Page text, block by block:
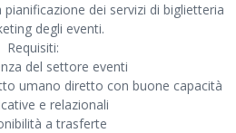
dei servizi di biglietteria
degli eventi.
Requisiti:
del settore eventi
umano diretto con buone capacità
e relazionali
a trasferte